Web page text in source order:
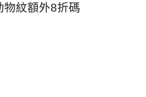
物紋額外8折碼